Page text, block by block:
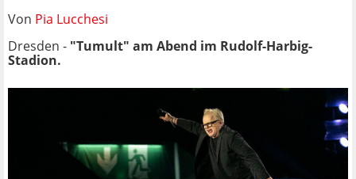
Von Pia Lucchesi
Dresden - "Tumult" am Abend im Rudolf-Harbig-
Stadion.